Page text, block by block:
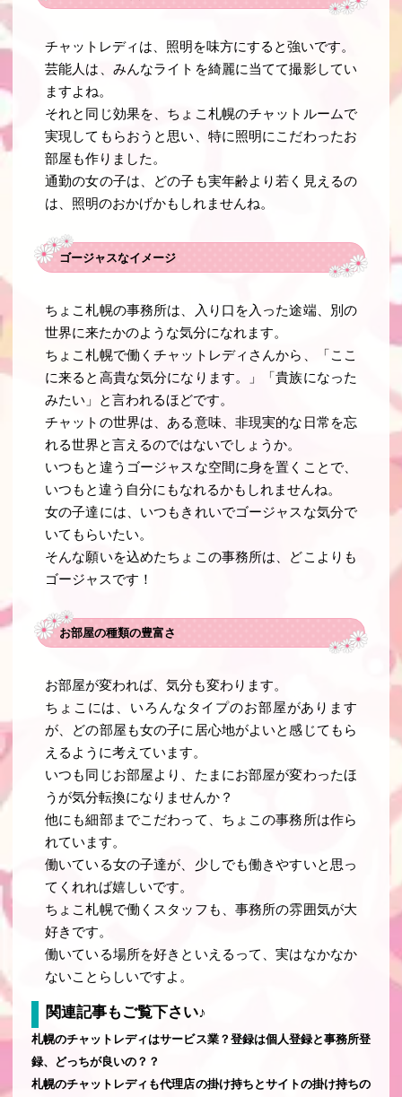
チャットレディは、照明を味方にすると強いです。
芸能人は、みんなライトを綺麗に当てて撮影してい
ますよね。
それと同じ効果を、ちょこ札幌のチャットルームで
実現してもらおうと思い、特に照明にこだわったお
部屋も作りました。
通勤の女の子は、どの子も実年齢より若く見えるの
は、照明のおかげかもしれませんね。
ゴージャスなイメージ
ちょこ札幌の事務所は、入り口を入った途端、別の
世界に来たかのような気分になれます。
ちょこ札幌で働くチャットレディさんから、「ここ
に来ると高貴な気分になります。」「貴族になった
みたい」と言われるほどです。
チャットの世界は、ある意味、非現実的な日常を忘
れる世界と言えるのではないでしょうか。
いつもと違うゴージャスな空間に身を置くことで、
いつもと違う自分にもなれるかもしれませんね。
女の子達には、いつもきれいでゴージャスな気分で
いてもらいたい。
そんな願いを込めたちょこの事務所は、どこよりも
ゴージャスです！
お部屋の種類の豊富さ
お部屋が変われば、気分も変わります。
ちょこには、いろんなタイプのお部屋があります
が、どの部屋も女の子に居心地がよいと感じてもら
えるように考えています。
いつも同じお部屋より、たまにお部屋が変わったほ
うが気分転換になりませんか？
他にも細部までこだわって、ちょこの事務所は作ら
れています。
働いている女の子達が、少しでも働きやすいと思っ
てくれれば嬉しいです。
ちょこ札幌で働くスタッフも、事務所の雰囲気が大
好きです。
働いている場所を好きといえるって、実はなかなか
ないことらしいですよ。
関連記事もご覧下さい♪
札幌のチャットレディはサービス業？登録は個人登録と事務所登
録、どっちが良いの？？
札幌のチャットレディも代理店の掛け持ちとサイトの掛け持ちの